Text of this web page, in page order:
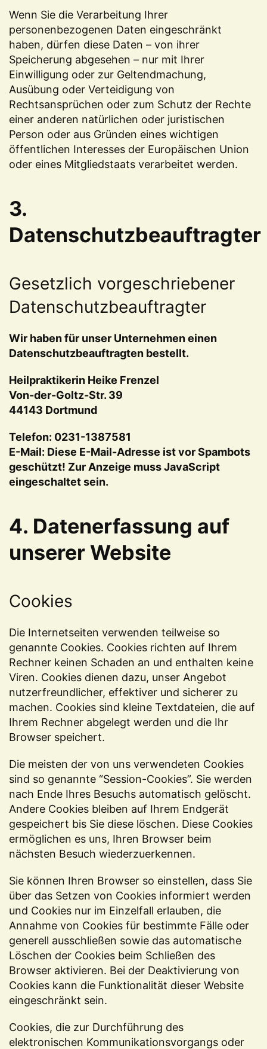
Wenn Sie die Verarbeitung Ihrer
personenbezogenen Daten eingeschränkt
haben, dürfen diese Daten – von ihrer
Speicherung abgesehen – nur mit Ihrer
Einwilligung oder zur Geltendmachung,
Ausübung oder Verteidigung von
Rechtsansprüchen oder zum Schutz der Rechte
einer anderen natürlichen oder juristischen
Person oder aus Gründen eines wichtigen
öffentlichen Interesses der Europäischen Union
oder eines Mitgliedstaats verarbeitet werden.
3.
Datenschutzbeauftragter
Gesetzlich vorgeschriebener
Datenschutzbeauftragter
Wir haben für unser Unternehmen einen
Datenschutzbeauftragten bestellt.
Heilpraktikerin Heike Frenzel
Von-der-Goltz-Str. 39
44143 Dortmund
Telefon: 0231-1387581
E-Mail: Diese E-Mail-Adresse ist vor Spambots
geschützt! Zur Anzeige muss JavaScript
eingeschaltet sein.
4. Datenerfassung auf
unserer Website
Cookies
Die Internetseiten verwenden teilweise so
genannte Cookies. Cookies richten auf Ihrem
Rechner keinen Schaden an und enthalten keine
Viren. Cookies dienen dazu, unser Angebot
nutzerfreundlicher, effektiver und sicherer zu
machen. Cookies sind kleine Textdateien, die auf
Ihrem Rechner abgelegt werden und die Ihr
Browser speichert.
Die meisten der von uns verwendeten Cookies
sind so genannte “Session-Cookies”. Sie werden
nach Ende Ihres Besuchs automatisch gelöscht.
Andere Cookies bleiben auf Ihrem Endgerät
gespeichert bis Sie diese löschen. Diese Cookies
ermöglichen es uns, Ihren Browser beim
nächsten Besuch wiederzuerkennen.
Sie können Ihren Browser so einstellen, dass Sie
über das Setzen von Cookies informiert werden
und Cookies nur im Einzelfall erlauben, die
Annahme von Cookies für bestimmte Fälle oder
generell ausschließen sowie das automatische
Löschen der Cookies beim Schließen des
Browser aktivieren. Bei der Deaktivierung von
Cookies kann die Funktionalität dieser Website
eingeschränkt sein.
Cookies, die zur Durchführung des
elektronischen Kommunikationsvorgangs oder